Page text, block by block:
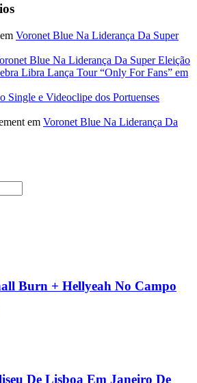
em Voronet Blue Na Liderança Da Super
Blue Na Liderança Da Super Eleição
Libra Lança Tour “Only For Fans” em
Single e Videoclipe dos Portuenses
em Voronet Blue Na Liderança Da
Burn + Hellyeah No Campo
De Lisboa Em Janeiro De